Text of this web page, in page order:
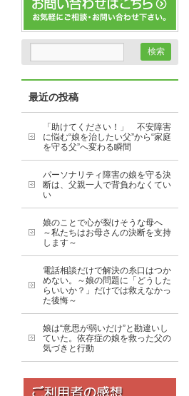
最近の投稿
「助けてください！」 不安障害
に悩む“娘を治したい父”から“家庭
を守る父”へ変わる瞬間
パーソナリティ障害の娘を守る決
断は、父親一人で背負わなくてい
い
娘のことで心が裂けそうな母へ
～私たちはお母さんの決断を支持
します～
電話相談だけで解決の糸口はつか
めない。～娘の問題に「どうした
らいいか？」だけでは救えなかっ
た後悔～
娘は“意思が弱いだけ”と勘違いし
ていた。依存症の娘を救った父の
気づきと行動